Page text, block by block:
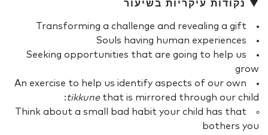
▼ נקודות עיקריות בשיעור
Transforming a challenge and revealing a gift
Souls having human experiences
Seeking opportunities that are going to help us
grow
An exercise to help us identify aspects of our own
tikkune that is mirrored through our child:
Think about a small bad habit your child has that
bothers you